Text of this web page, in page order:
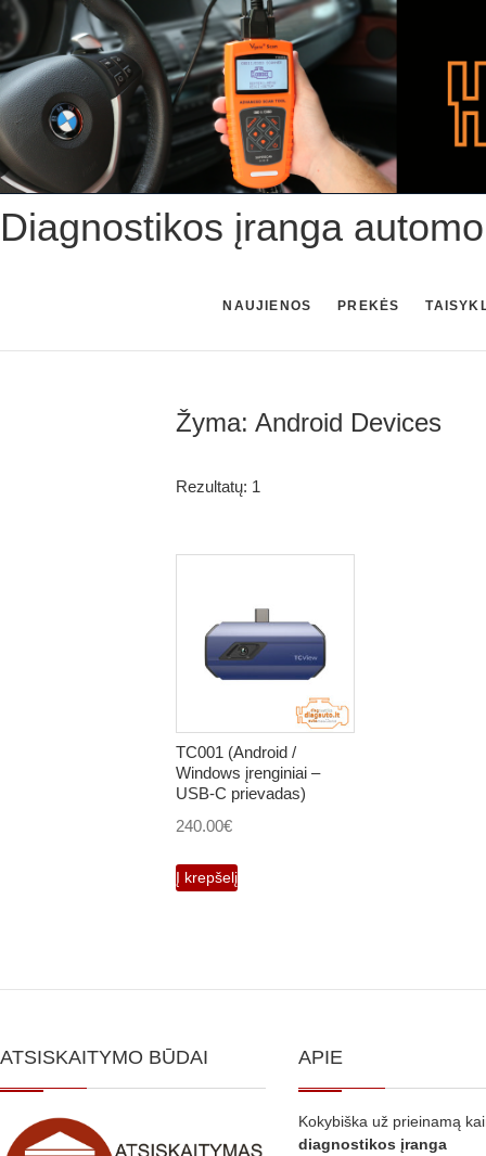
Skip
to
content
Diagnostikos įranga
NAUJIENOS PREKĖS
Žyma: Android Devices
Rezultatų: 1
TC001 (Android /
Windows įrenginiai –
USB-C prievadas)
240.00€
Į krepšelį
ATSISKAITYMO BŪDAI APIE
Kokybiška už prieinamą
diagnostikos įranga